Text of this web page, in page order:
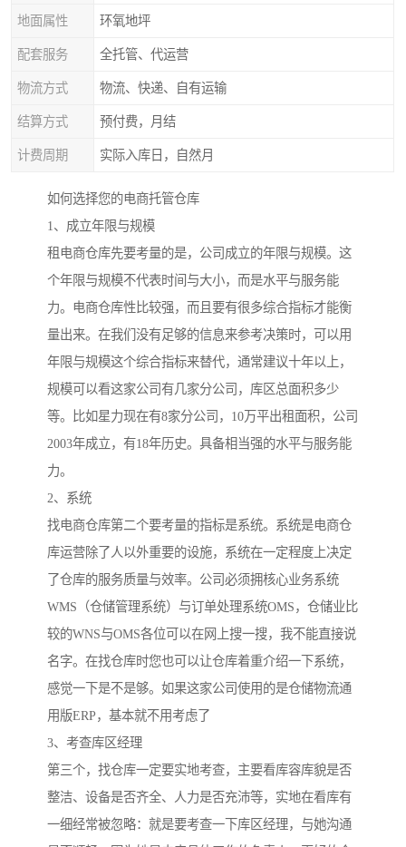
地面属性 环氧地坪
配套服务 全托管、代运营
物流方式 物流、快递、自有运输
结算方式 预付费，月结
计费周期 实际入库日，自然月
如何选择您的电商托管仓库
1、成立年限与规模
租电商仓库先要考量的是，公司成立的年限与规模。这
个年限与规模不代表时间与大小，而是水平与服务能
力。电商仓库性比较强，而且要有很多综合指标才能衡
量出来。在我们没有足够的信息来参考决策时，可以用
年限与规模这个综合指标来替代，通常建议十年以上，
规模可以看这家公司有几家分公司，库区总面积多少
等。比如星力现在有8家分公司，10万平出租面积，公司
2003年成立，有18年历史。具备相当强的水平与服务能
力。
2、系统
找电商仓库第二个要考量的指标是系统。系统是电商仓
库运营除了人以外重要的设施，系统在一定程度上决定
了仓库的服务质量与效率。公司必须拥核心业务系统
WMS（仓储管理系统）与订单处理系统OMS，仓储业比
较的WNS与OMS各位可以在网上搜一搜，我不能直接说
名字。在找仓库时您也可以让仓库着重介绍一下系统，
感觉一下是不是够。如果这家公司使用的是仓储物流通
用版ERP，基本就不用考虑了
3、考查库区经理
第三个，找仓库一定要实地考查，主要看库容库貌是否
整洁、设备是否齐全、人力是否充沛等，实地在看库有
一细经常被忽略：就是要考查一下库区经理，与她沟通